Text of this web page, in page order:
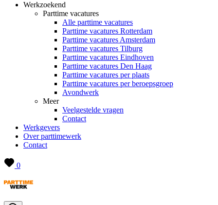
Werkzoekend
Parttime vacatures
Alle parttime vacatures
Parttime vacatures Rotterdam
Parttime vacatures Amsterdam
Parttime vacatures Tilburg
Parttime vacatures Eindhoven
Parttime vacatures Den Haag
Parttime vacatures per plaats
Parttime vacatures per beroepsgroep
Avondwerk
Meer
Veelgestelde vragen
Contact
Werkgevers
Over parttimewerk
Contact
0